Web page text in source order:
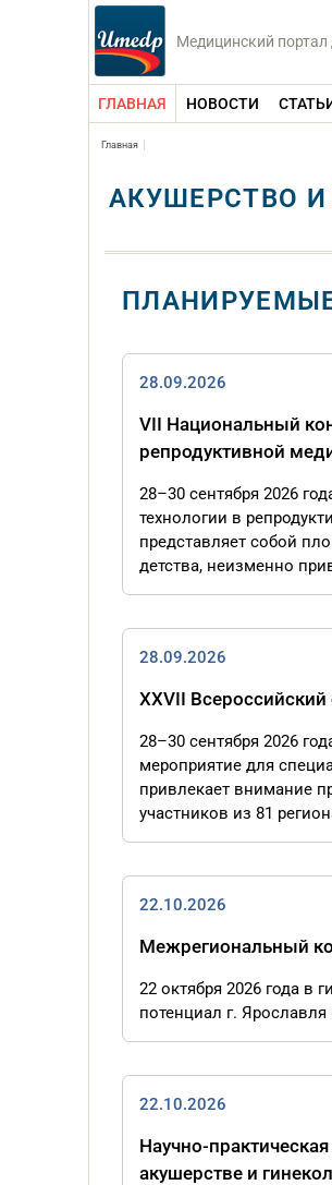
Медицинский портал
ГЛАВНАЯ НОВОСТИ
Главная
АКУШЕРСТВО И
28.09.2026
VII Национальный
репродуктивной
28–30 сентября 2026
технологии в
представляет собой
детства, неизменно
28.09.2026
XXVII
28–30 сентября 2026
мероприятие для
привлекает внимание
участников из 81
22.10.2026
Межрегиональный
22 октября 2026 года
потенциал г.
22.10.2026
Научно-
акушерстве и